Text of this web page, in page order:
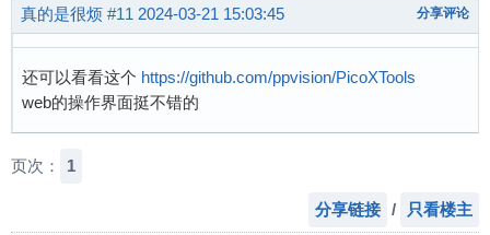
真的是很烦 #11 2024-03-21 15:03:45 分享评论
还可以看看这个 https://github.com/ppvision/PicoXTools
web的操作界面挺不错的
页次： 1
分享链接 / 只看楼主